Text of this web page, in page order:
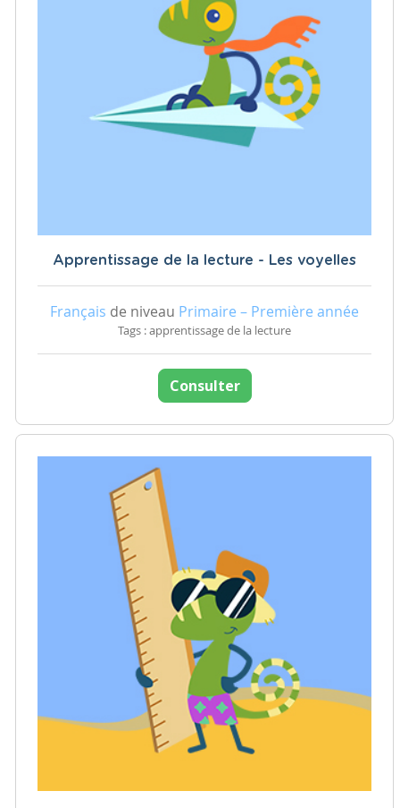
Apprentissage de la lecture - Les voyelles
Français de niveau Primaire – Première année
Tags : apprentissage de la lecture
Consulter